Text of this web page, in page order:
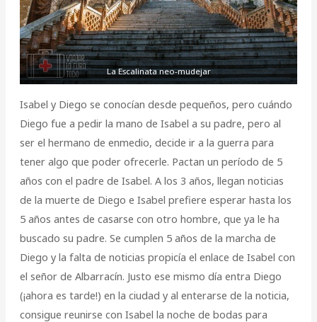
La Escalinata neo-mudejar
Isabel y Diego se conocían desde pequeños, pero cuándo
Diego fue a pedir la mano de Isabel a su padre, pero al
ser el hermano de enmedio, decide ir a la guerra para
tener algo que poder ofrecerle. Pactan un período de 5
años con el padre de Isabel. A los 3 años, llegan noticias
de la muerte de Diego e Isabel prefiere esperar hasta los
5 años antes de casarse con otro hombre, que ya le ha
buscado su padre. Se cumplen 5 años de la marcha de
Diego y la falta de noticias propicía el enlace de Isabel con
el señor de Albarracín. Justo ese mismo día entra Diego
(¡ahora es tarde!) en la ciudad y al enterarse de la noticia,
consigue reunirse con Isabel la noche de bodas para